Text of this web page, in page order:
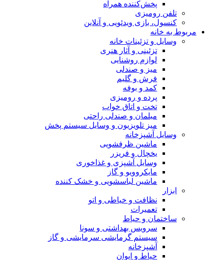
پخش‌کننده همراه
تلفن رومیزی
کنسول، بازی‌ ویدئویی و آنلاین
مربوط به خانه
وسایل و تزئینات خانه
تزئینی و آثار هنری
لوازم روشنایی
میز و صندلی
فرش و گلیم
کمد و بوفه
پرده و رومیزی
تخت و اتاق خواب
مبلمان و صندلی راحتی
میز تلویزیون و وسایل سیستم پخش
وسایل آشپزخانه
ماشین ظرفشویی
یخچال و فریزر
وسایل آشپزی و غذاخوری
مایکروویو و گاز
ماشین لباسشویی و خشک کننده
ابزار
نظافت و خیاطی و اتو
تعمیرات
ساختمان و حیاط
سرویس بهداشتی و سونا
سیستم گرمایشی سرمایشی و گاز
آشپزخانه
حیاط و ایوان